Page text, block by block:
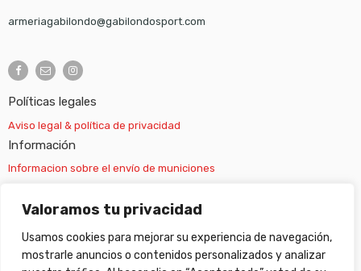
Valoramos tu privacidad
Usamos cookies para mejorar su experiencia de navegación,
mostrarle anuncios o contenidos personalizados y analizar
armeriagabilondo@gabilondosport.com
Políticas legales
Aviso legal & política de privacidad
Información
Informacion sobre el envío de municiones
Información sobre el envío de armas
Cambios y devoluciones